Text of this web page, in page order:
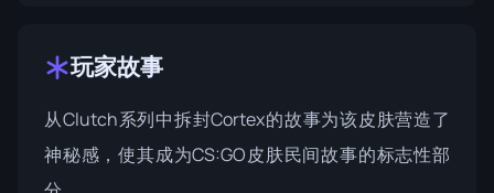
玩家故事
从Clutch系列中拆封Cortex的故事为该皮肤营造了
神秘感，使其成为CS:GO皮肤民间故事的标志性部